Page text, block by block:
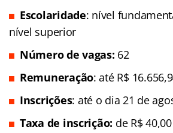
Escolaridade: nível
nível superior
Número de vagas: 62
Remuneração: até R$
Inscrições: até o dia 21 de
Taxa de inscrição: de R$